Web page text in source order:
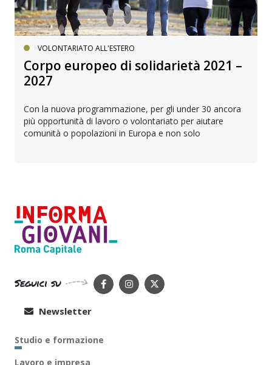
VOLONTARIATO ALL'ESTERO
Corpo europeo di solidarietà 2021 –
2027
Con la nuova programmazione, per gli under 30 ancora
più opportunità di lavoro o volontariato per aiutare
comunità o popolazioni in Europa e non solo
Seguici su
Newsletter
Studio e formazione
Lavoro e impresa